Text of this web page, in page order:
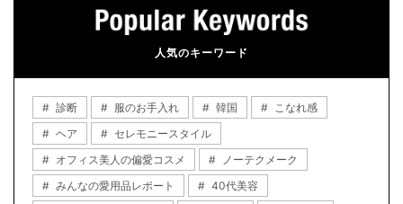
人気のキーワード
診断 服のお手入れ 韓国
こなれ感
ヘア
セレモニースタイル
オフィス美人の偏愛コスメ
ノーテクメーク
みんなの愛用品レポート
40代美容